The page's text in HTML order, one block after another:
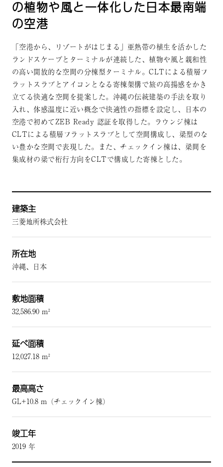
の植物や風と一体化した日本最南端
の空港
「空港から、リゾートがはじまる」亜熱帯の植生を活かした
ランドスケープとターミナルが連続した、植物や風と親和性
の高い開放的な空間の分棟型ターミナル。CLTによる積層フ
ラットスラブとアイコンとなる寄棟架構で旅の高揚感をかき
立てる快適な空間を提案した。沖縄の伝統建築の手法を取り
入れ、体感温度に近い概念で快適性の指標を設定し、日本の
空港で初めてZEB Ready 認証を取得した。ラウンジ棟は
CLTによる積層フラットスラブとして空間構成し、梁型のな
い豊かな空間で表現した。また、チェックイン棟は、梁間を
集成材の梁で桁行方向をCLTで構成した寄棟とした。
建築主
三菱地所株式会社
所在地
沖縄、日本
敷地面積
32,586.90 m²
延べ面積
12,027.18 m²
最高高さ
GL+10.8 m（チェックイン棟）
竣工年
2019 年